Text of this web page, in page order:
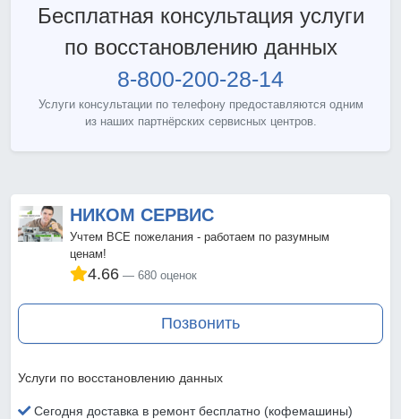
Бесплатная консультация услуги
по восстановлению данных
8-800-200-28-14
Услуги консультации по телефону предоставляются одним
из наших партнёрских сервисных центров.
НИКОМ СЕРВИС
Учтем ВСЕ пожелания - работаем по разумным
ценам!
4.66 680 оценок
Позвонить
Услуги по восстановлению данных
Сегодня доставка в ремонт бесплатно (кофемашины)